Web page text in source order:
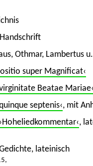
Othmar, Lambertus
super Magnificat‹
Beatae Mariae‹
septenis‹, mit
›Hoheliedkommentar‹,
lateinisch